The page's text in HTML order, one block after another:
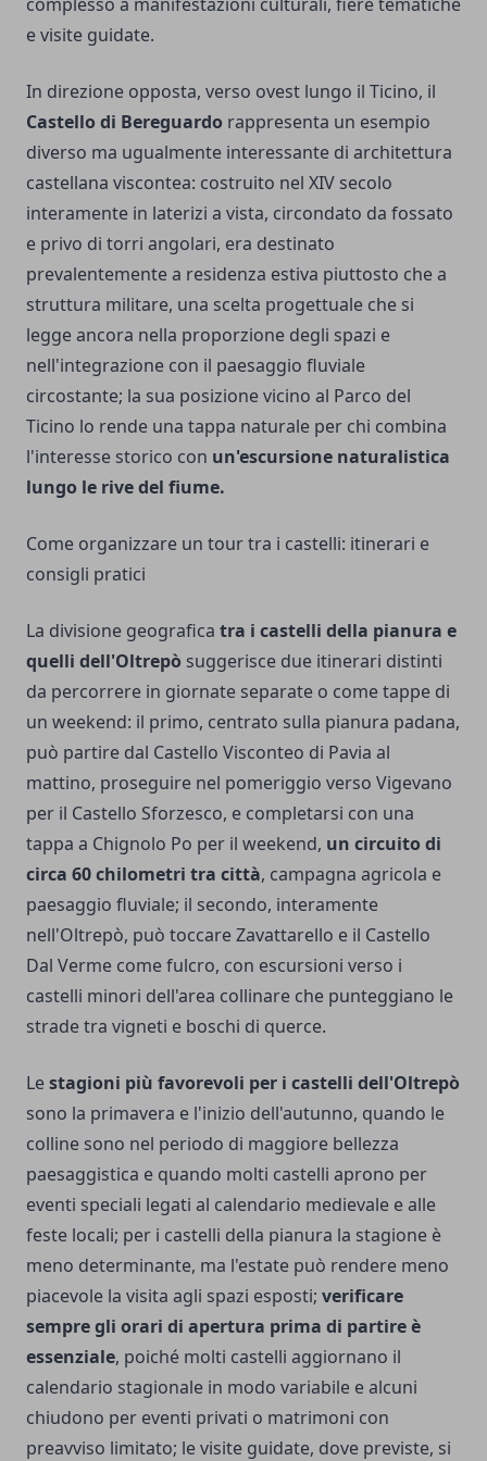
e visite guidate.
In direzione opposta, verso ovest lungo il Ticino, il
Castello di Bereguardo rappresenta un esempio
diverso ma ugualmente interessante di architettura
castellana viscontea: costruito nel XIV secolo
interamente in laterizi a vista, circondato da fossato
e privo di torri angolari, era destinato
prevalentemente a residenza estiva piuttosto che a
struttura militare, una scelta progettuale che si
legge ancora nella proporzione degli spazi e
nell'integrazione con il paesaggio fluviale
circostante; la sua posizione vicino al Parco del
Ticino lo rende una tappa naturale per chi combina
l'interesse storico con un'escursione naturalistica
lungo le rive del fiume.
Come organizzare un tour tra i castelli: itinerari e
consigli pratici
La divisione geografica tra i castelli della pianura e
quelli dell'Oltrepò suggerisce due itinerari distinti
da percorrere in giornate separate o come tappe di
un weekend: il primo, centrato sulla pianura padana,
può partire dal Castello Visconteo di Pavia al
mattino, proseguire nel pomeriggio verso Vigevano
per il Castello Sforzesco, e completarsi con una
tappa a Chignolo Po per il weekend, un circuito di
circa 60 chilometri tra città, campagna agricola e
paesaggio fluviale; il secondo, interamente
nell'Oltrepò, può toccare Zavattarello e il Castello
Dal Verme come fulcro, con escursioni verso i
castelli minori dell'area collinare che punteggiano le
strade tra vigneti e boschi di querce.
Lestagioni più favorevoli per i castelli dell'Oltrepò
sono la primavera e l'inizio dell'autunno, quando le
colline sono nel periodo di maggiore bellezza
paesaggistica e quando molti castelli aprono per
eventi speciali legati al calendario medievale e alle
feste locali; per i castelli della pianura la stagione è
meno determinante, ma l'estate può rendere meno
piacevole la visita agli spazi esposti; verificare
sempre gli orari di apertura prima di partire è
essenziale, poiché molti castelli aggiornano il
calendario stagionale in modo variabile e alcuni
chiudono per eventi privati o matrimoni con
preavviso limitato; le visite guidate, dove previste, si